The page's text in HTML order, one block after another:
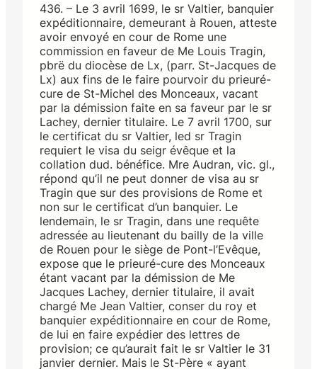
436. – Le 3 avril 1699, le sr Valtier, banquier
expéditionnaire, demeurant à Rouen, atteste
avoir envoyé en cour de Rome une
commission en faveur de Me Louis Tragin,
pbrë du diocèse de Lx, (parr. St-Jacques de
Lx) aux fins de le faire pourvoir du prieuré-
cure de St-Michel des Monceaux, vacant
par la démission faite en sa faveur par le sr
Lachey, dernier titulaire. Le 7 avril 1700, sur
le certificat du sr Valtier, led sr Tragin
requiert le visa du seigr évêque et la
collation dud. bénéfice. Mre Audran, vic. gl.,
répond qu’il ne peut donner de visa au sr
Tragin que sur des provisions de Rome et
non sur le certificat d’un banquier. Le
lendemain, le sr Tragin, dans une requête
adressée au lieutenant du bailly de la ville
de Rouen pour le siège de Pont-l’Evêque,
expose que le prieuré-cure des Monceaux
étant vacant par la démission de Me
Jacques Lachey, dernier titulaire, il avait
chargé Me Jean Valtier, conser du roy et
banquier expéditionnaire en cour de Rome,
de lui en faire expédier des lettres de
provision; ce qu’aurait fait le sr Valtier le 31
janvier dernier. Mais le St-Père « ayant